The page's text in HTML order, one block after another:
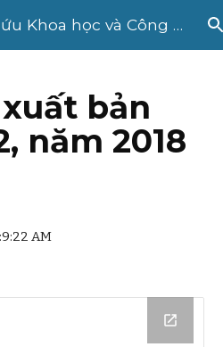
Skip to navigation
Tạp chí Nghiên cứu Khoa học và Công nghệ quân sự
xuất bản
năm 2018
AM